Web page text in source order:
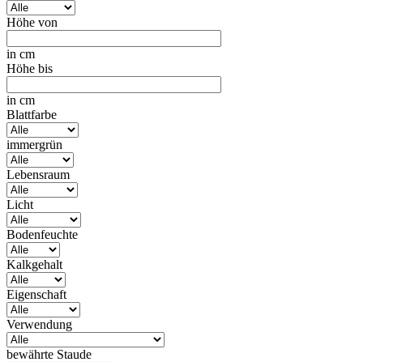
Höhe von
in cm
Höhe bis
in cm
Blattfarbe
immergrün
Lebensraum
Licht
Bodenfeuchte
Kalkgehalt
Eigenschaft
Verwendung
bewährte Staude